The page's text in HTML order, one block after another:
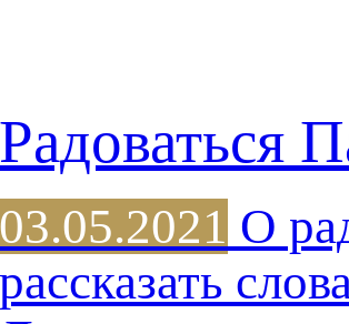
Радоваться
03.05.2021 О
рассказать